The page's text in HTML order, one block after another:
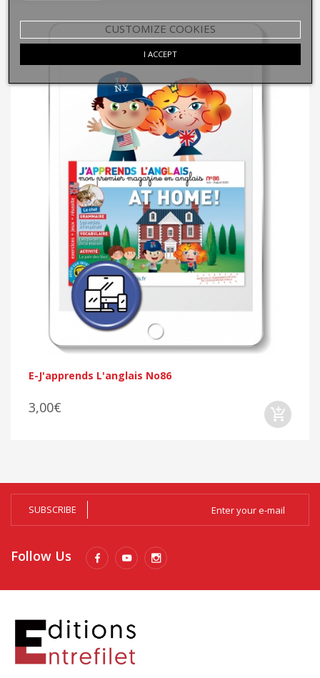
E-J'apprends L'anglais No86
3,00€
CUSTOMIZE COOKIES
I ACCEPT
SUBSCRIBE
Follow Us